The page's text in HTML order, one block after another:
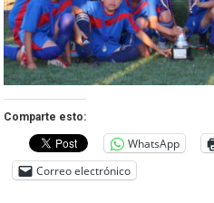
Comparte esto:
WhatsApp
Correo electrónico